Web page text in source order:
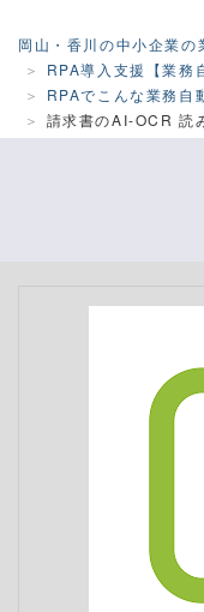
岡山・香川の中小企業
RPA導入支援【業務
RPAでこんな業務自
請求書のAI-OCR 読